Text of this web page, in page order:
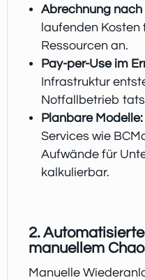
Abrechnung nach
laufenden
Ressourcen an.
Pay-per-Use im
Infrastruktur
Notfallbetrieb
Planbare Modelle:
Services wie
Aufwände für
kalkulierbar.
2.
manuellem
Manuelle